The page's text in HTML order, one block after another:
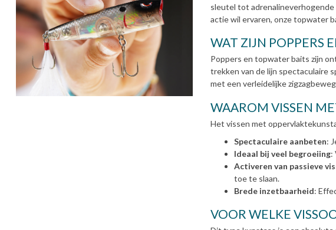
sleutel tot
actie wil ervaren, onze topwater
WAT ZIJN POPPERS
Poppers en topwater baits zijn
trekken van de lijn spectaculaire
met een verleidelijke
WAAROM VISSEN
Het vissen met
Spectaculaire aanbeten:
Ideaal bij veel begroeiing:
Activeren van passieve
toe te slaan.
Brede inzetbaarheid:
VOOR WELKE